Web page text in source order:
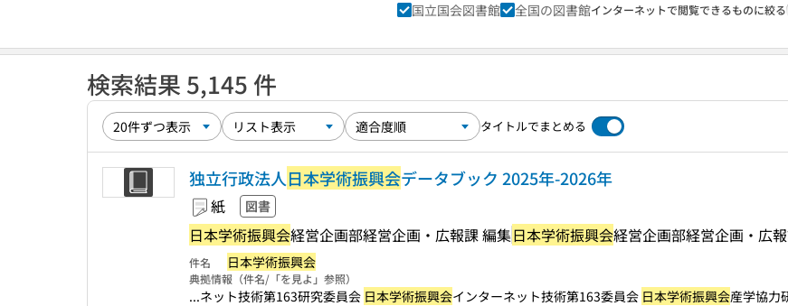
国立国会図書館 全国の図書館インターネットで閲覧できるものに絞る
検索結果 5,145 件
タイトルでまとめる
独立行政法人日本学術振興会データブック 2025年-2026年
紙 図書
日本学術振興会経営企画部経営企画・広報課 編集日本学術振興会経営企画部経営企画・広
件名 日本学術振興会
典拠情報（件名/「を見よ」参照）
...ネット技術第163研究委員会 日本学術振興会インターネット技術第163委員会 日本学術振興会産学協力